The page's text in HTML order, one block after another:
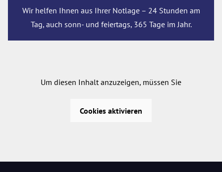
Wir helfen Ihnen aus Ihrer Notlage – 24 Stunden am
Tag, auch sonn- und feiertags, 365 Tage im Jahr.
Um diesen Inhalt anzuzeigen, müssen Sie
Cookies aktivieren